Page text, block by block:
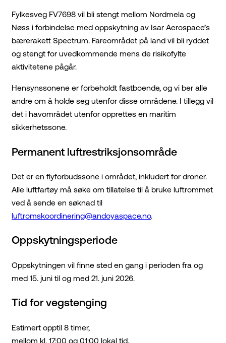
Fylkesveg FV7698 vil bli stengt mellom Nordmela og
Nøss i forbindelse med oppskytning av Isar Aerospace’s
bærerakett Spectrum. Fareområdet på land vil bli ryddet
og stengt for uvedkommende mens de risikofylte
aktivitetene pågår.
Hensynssonene er forbeholdt fastboende, og vi ber alle
andre om å holde seg utenfor disse områdene. I tillegg vil
det i havområdet utenfor opprettes en maritim
sikkerhetssone.
Permanent luftrestriksjonsområde
Det er en flyforbudssone i området, inkludert for droner.
Alle luftfartøy må søke om tillatelse til å bruke luftrommet
ved å sende en søknad til
luftromskoordinering@andoyaspace.no.
Oppskytningsperiode
Oppskytningen vil finne sted en gang i perioden fra og
med 15. juni til og med 21. juni 2026.
Tid for vegstenging
Estimert opptil 8 timer,
mellom kl. 17:00 og 01:00 lokal tid.